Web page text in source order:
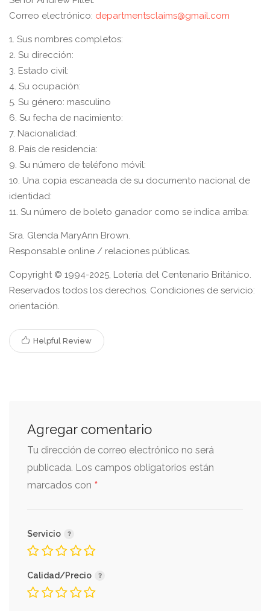
Correo electrónico: departmentsclaims@gmail.com
1. Sus nombres completos:
2. Su dirección:
3. Estado civil:
4. Su ocupación:
5. Su género: masculino
6. Su fecha de nacimiento:
7. Nacionalidad:
8. País de residencia:
9. Su número de teléfono móvil:
10. Una copia escaneada de su documento nacional de
identidad:
11. Su número de boleto ganador como se indica arriba:
Sra. Glenda MaryAnn Brown.
Responsable online / relaciones públicas.
Copyright © 1994-2025, Lotería del Centenario Británico.
Reservados todos los derechos. Condiciones de servicio:
orientación.
Helpful Review
Agregar comentario
Tu dirección de correo electrónico no será
publicada. Los campos obligatorios están
marcados con *
Servicio
Calidad/Precio